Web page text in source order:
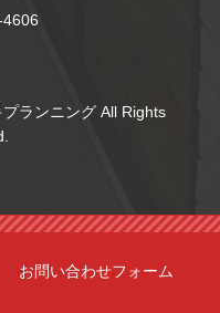
お問い合わせフォーム
4606
ランニング All Rights